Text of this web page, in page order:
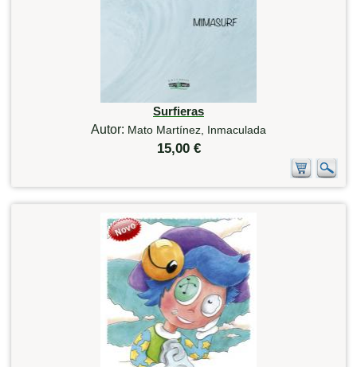
Surfieras
Autor: Mato Martínez, Inmaculada
15,00 €